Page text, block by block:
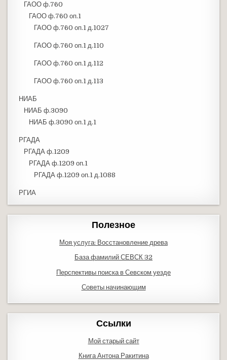
ГАОО ф.760
ГАОО ф.760 оп.1
ГАОО ф.760 оп.1 д.1027
ГАОО ф.760 оп.1 д.110
ГАОО ф.760 оп.1 д.112
ГАОО ф.760 оп.1 д.113
НИАБ
НИАБ ф.3090
НИАБ ф.3090 оп.1 д.1
РГАДА
РГАДА ф.1209
РГАДА ф.1209 оп.1
РГАДА ф.1209 оп.1 д.1088
РГИА
Полезное
Моя услуга: Восстановление древа
База фамилий СЕВСК 32
Перспективы поиска в Севском уезде
Советы начинающим
Ссылки
Мой старый сайт
Книга Антона Ракитина